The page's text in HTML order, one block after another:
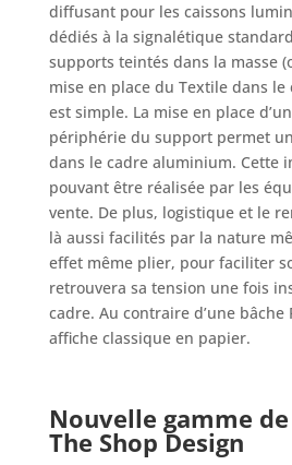
diffusant pour les caissons
dédiés à la signalétique
supports teintés dans la masse
mise en place du Textile dans
est simple. La mise en place
périphérie du support permet
dans le cadre aluminium. Cette
pouvant être réalisée par les
vente. De plus, logistique et le
là aussi facilités par la nature
effet même plier, pour faciliter
retrouvera sa tension une fois
cadre. Au contraire d’une bâche
affiche classique en papier.
Nouvelle gamme
The Shop Design